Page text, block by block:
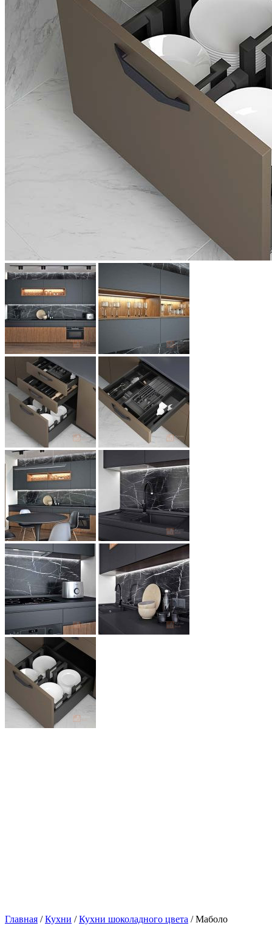
Главная /Кухни /Кухни шоколадного цвета / Маболо